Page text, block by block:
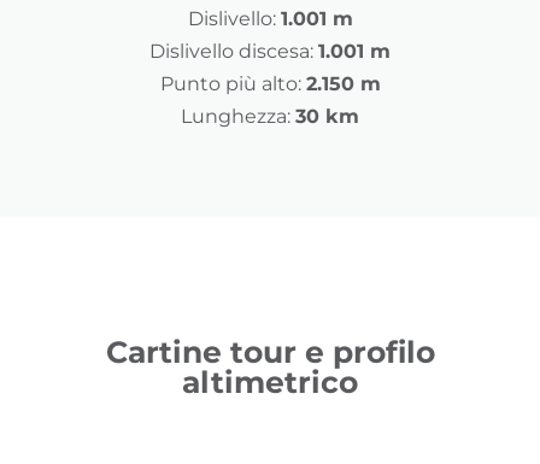
Dislivello: 1.001 m
Dislivello discesa: 1.001 m
Punto più alto: 2.150 m
Lunghezza: 30 km
Cartine tour e profilo
altimetrico